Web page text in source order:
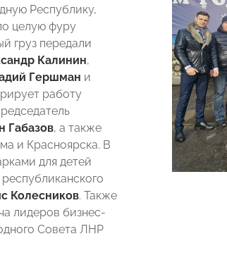
Республику,
целую фуру
груз передали
Калинин,
Гершман и
работу
Габазов, а также
и Красноярска. В
для детей
Колесников. Также
лидеров бизнес-
Совета ЛНР